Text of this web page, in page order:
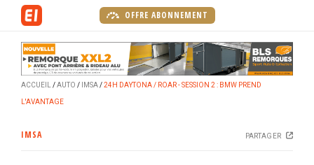
OFFRE ABONNEMENT
ACCUEIL AUTO IMSA 24H DAYTONA / ROAR - SESSION 2 : BMW PREND
L'AVANTAGE
IMSA PARTAGER